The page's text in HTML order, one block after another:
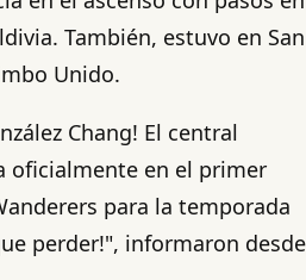
También, estuvo en San
Unido.
Chang! El central
oficialmente en el primer
para la temporada
perder!", informaron desde